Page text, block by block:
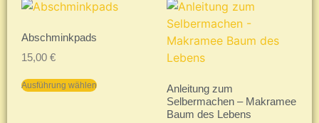
Abschminkpads
15,00 €
Ausführung wählen
Anleitung zum
Selbermachen – Makramee
Baum des Lebens